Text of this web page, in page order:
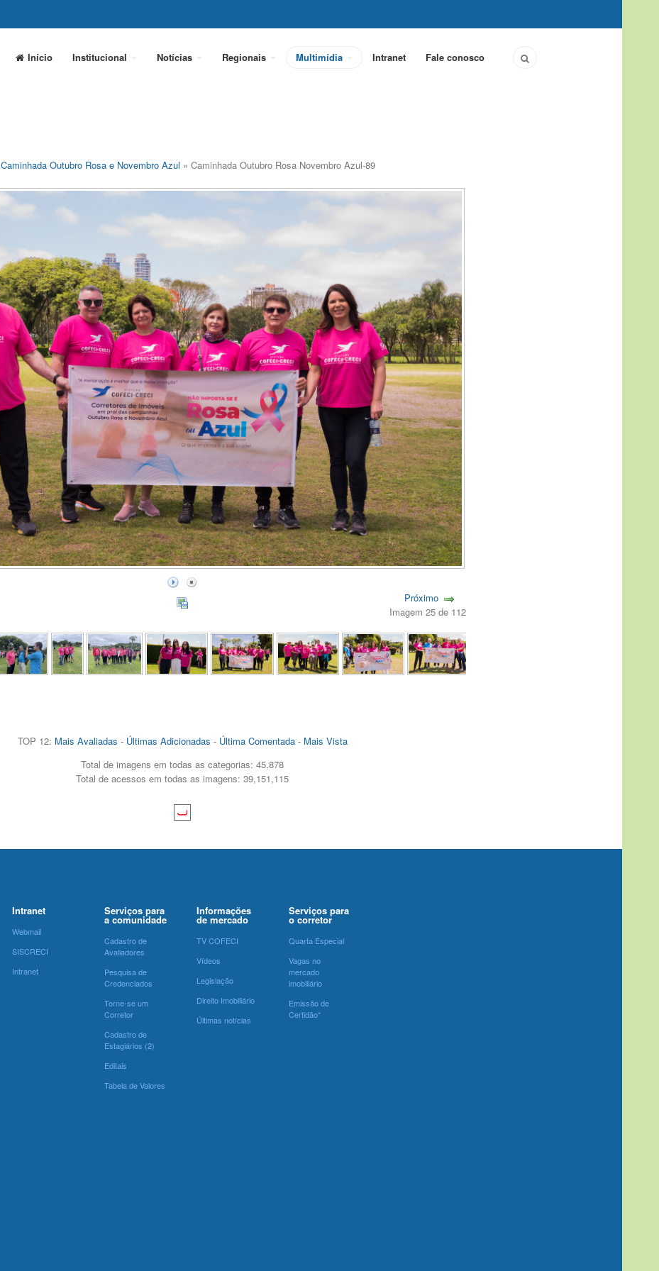
Início Institucional Notícias Regionais Multimídia Intranet Fale conosco
Caminhada Outubro Rosa e Novembro Azul » Caminhada Outubro Rosa Novembro Azul-89
Próximo
Imagem 25 de 112
TOP 12: Mais Avaliadas - Últimas Adicionadas - Última Comentada- Mais Vista
Total de imagens em todas as categorias: 45,878
Total de acessos em todas as imagens: 39,151,115
Intranet
Webmail
SISCRECI
Intranet
Serviços para
a comunidade
Cadastro de
Avaliadores
Pesquisa de
Credenciados
Torne-se um
Corretor
Cadastro de
Estagiários (2)
Editais
Tabela de Valores
Informações
de mercado
TV COFECI
Vídeos
Legislação
Direito Imobiliário
Últimas notícias
Serviços para
o corretor
Quarta Especial
Vagas no
mercado
imobiliário
Emissão de
Certidão*